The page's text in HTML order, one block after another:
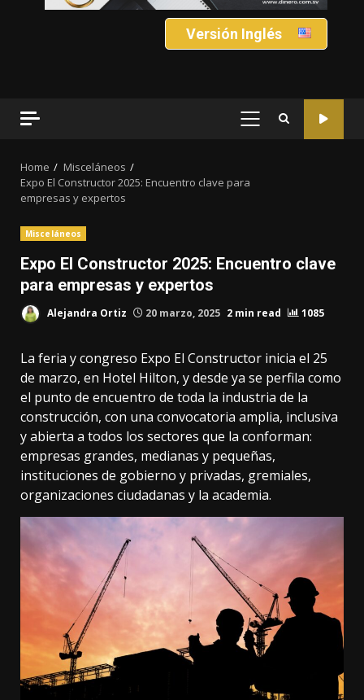
Versión Inglés
PRIMARY
Home
Misceláneos
Expo El Constructor 2025: Encuentro clave para
empresas y expertos
Misceláneos
Expo El Constructor 2025: Encuentro clave
para empresas y expertos
Alejandra Ortiz 20 marzo, 2025 2 min read 1085
La feria y congreso Expo El Constructor inicia el 25
de marzo, en Hotel Hilton, y desde ya se perfila como
el punto de encuentro de toda la industria de la
construcción, con una convocatoria amplia, inclusiva
y abierta a todos los sectores que la conforman:
empresas grandes, medianas y pequeñas,
instituciones de gobierno y privadas, gremiales,
organizaciones ciudadanas y la academia.